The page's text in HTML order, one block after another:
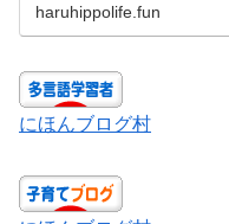
haruhippolife.fun
にほんブログ村